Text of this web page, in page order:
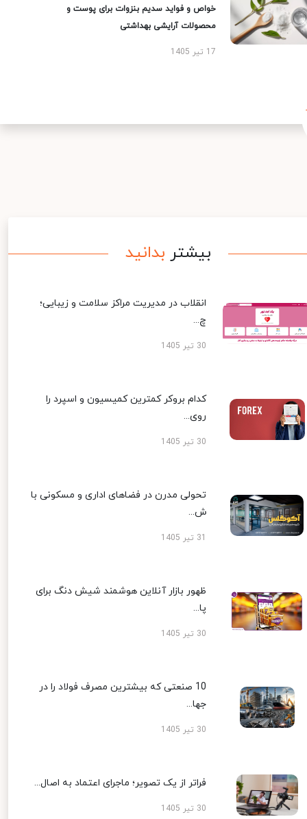
خواص و فواید سدیم بنزوات برای پوست و
محصولات آرایشی بهداشتی
17 تیر 1405
بیشتر بدانید
انقلاب در مدیریت مراکز سلامت و زیبایی؛
چ...
30 تیر 1405
کدام بروکر کمترین کمیسیون و اسپرد را
روی...
30 تیر 1405
تحولی مدرن در فضاهای اداری و مسکونی با
ش...
ظهور بازار آنلاین هوشمند شیش دنگ برای
پا...
30 تیر 1405
10 صنعتی که بیشترین مصرف فولاد را در
جها...
30 تیر 1405
فراتر از یک تصویر؛ ماجرای اعتماد به اصال...
30 تیر 1405